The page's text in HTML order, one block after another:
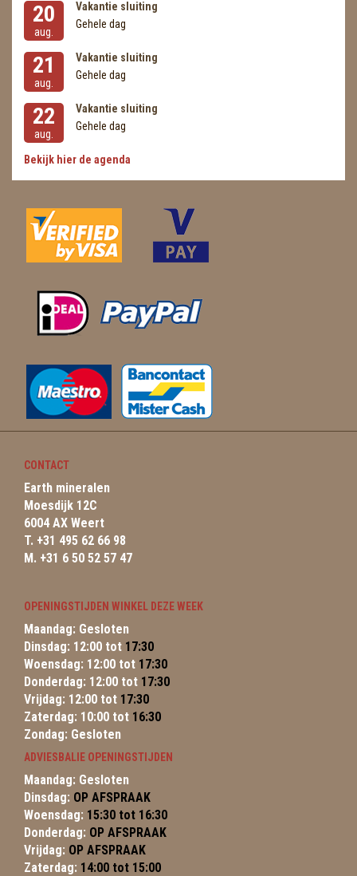
20
aug.
Vakantie sluiting
Gehele dag
21
aug.
Vakantie sluiting
Gehele dag
22
aug.
Vakantie sluiting
Gehele dag
Bekijk hier de agenda
CONTACT
Earth mineralen
Moesdijk 12C
6004 AX Weert
T. +31 495 62 66 98
M. +31 6 50 52 57 47
OPENINGSTIJDEN WINKEL DEZE WEEK
Maandag: Gesloten
Dinsdag: 12:00 tot 17:30
Woensdag: 12:00 tot 17:30
Donderdag: 12:00 tot 17:30
Vrijdag: 12:00 tot 17:30
Zaterdag: 10:00 tot 16:30
Zondag: Gesloten
ADVIESBALIE OPENINGSTIJDEN
Maandag: Gesloten
Dinsdag: OP AFSPRAAK
Woensdag: 15:30 tot 16:30
Donderdag: OP AFSPRAAK
Vrijdag: OP AFSPRAAK
Zaterdag: 14:00 tot 15:00